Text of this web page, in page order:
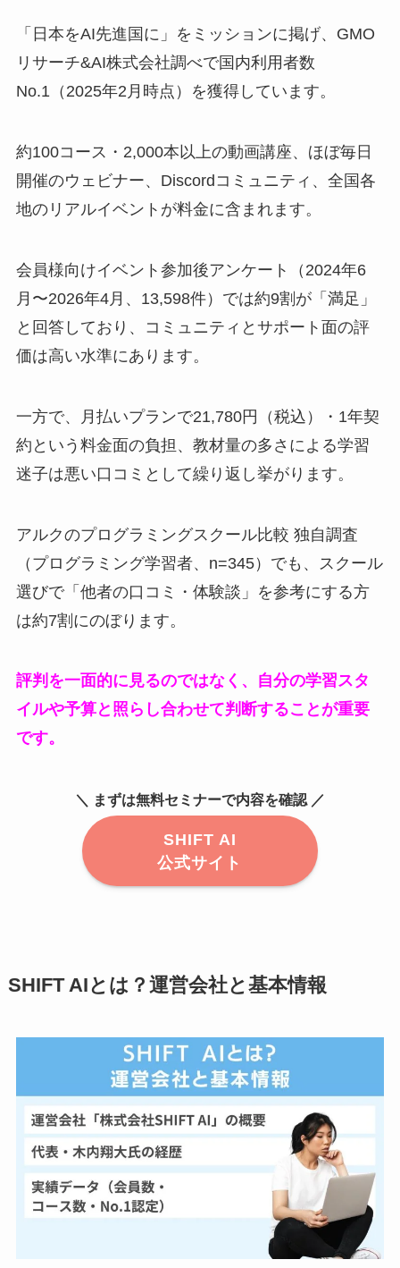
「日本をAI先進国に」をミッションに掲げ、GMO
リサーチ&AI株式会社調べで国内利用者数
No.1（2025年2月時点）を獲得しています。
約100コース・2,000本以上の動画講座、ほぼ毎日
開催のウェビナー、Discordコミュニティ、全国各
地のリアルイベントが料金に含まれます。
会員様向けイベント参加後アンケート（2024年6
月〜2026年4月、13,598件）では約9割が「満足」
と回答しており、コミュニティとサポート面の評
価は高い水準にあります。
一方で、月払いプランで21,780円（税込）・1年契
約という料金面の負担、教材量の多さによる学習
迷子は悪い口コミとして繰り返し挙がります。
アルクのプログラミングスクール比較 独自調査
（プログラミング学習者、n=345）でも、スクール
選びで「他者の口コミ・体験談」を参考にする方
は約7割にのぼります。
評判を一面的に見るのではなく、自分の学習スタ
イルや予算と照らし合わせて判断することが重要
です。
＼ まずは無料セミナーで内容を確認 ／
SHIFT AI
公式サイト
SHIFT AIとは？運営会社と基本情報